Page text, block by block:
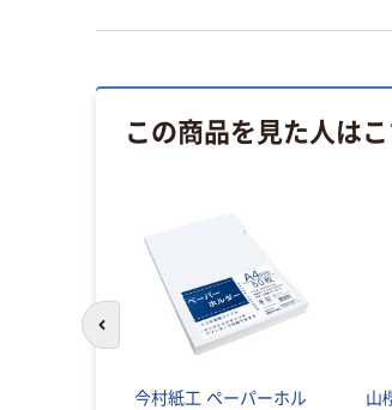
この商品を見た人は
今村紙工 ペーパーホル
山
前のスライドへ